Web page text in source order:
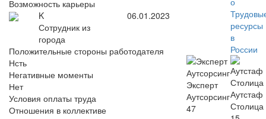
Возможность карьеры
K
Сотрудник из
города
06.01.2023
Положительные стороны работодателя
Нсть
Негативные моменты
Нет
Условия оплаты труда
Отношения в коллективе
ресурсы
в
России
Эксперт
Аутсорсинг
47
Аутстаф
Столица